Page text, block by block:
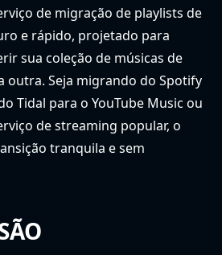
de migração de playlists de
e rápido, projetado para
sua coleção de músicas de
outra. Seja migrando do Spotify
Tidal para o YouTube Music ou
de streaming popular, o
tranquila e sem